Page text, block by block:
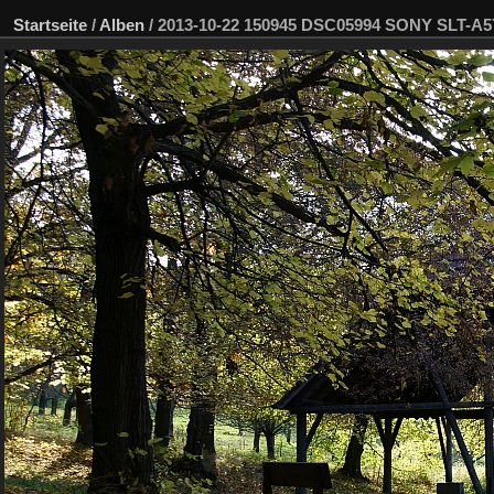
Startseite / Alben / 2013-10-22 150945 DSC05994 SONY SLT-